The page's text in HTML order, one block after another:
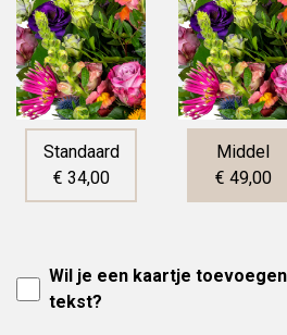
Standaard
€ 34,00
Middel
€ 49,00
Wil je een kaartje
tekst?